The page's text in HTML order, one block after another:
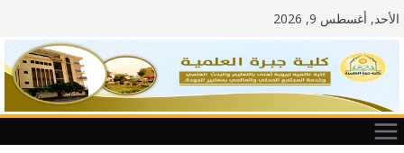
الأحد, أغسطس 9, 2026